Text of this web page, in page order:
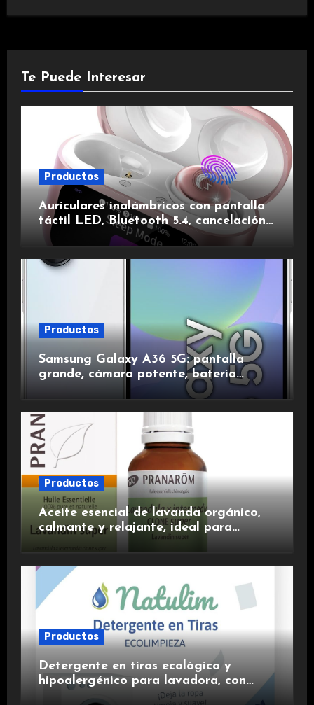
Te Puede Interesar
Productos
Auriculares inalámbricos con pantalla
táctil LED, Bluetooth 5.4, cancelación
de ruido, impermeables y de larga
duración.
Productos
Samsung Galaxy A36 5G: pantalla
grande, cámara potente, batería
duradera y carga rápida para una
experiencia premium.
Productos
Aceite esencial de lavanda orgánico,
calmante y relajante, ideal para
Productos
Detergente en tiras ecológico y
hipoalergénico para lavadora, con
suavizante incluido y fragancia de